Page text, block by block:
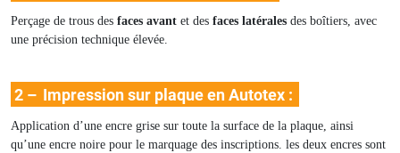
Perçage de trous des faces avant et des faces latérales des boîtiers, avec
une précision technique élevée.
2 – Impressionsur plaque en Autotex :
Application d’une encre grise sur toute la surface de la plaque, ainsi
qu’une encre noire pour le marquage des inscriptions. les deux encres sont